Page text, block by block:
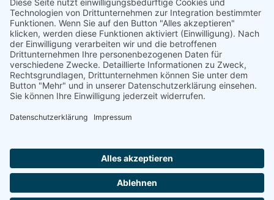
© 1987 – 2025
Storchenhof Loburg e.V.
Alle Rechte vorbehalten.
Cookie-Einstellungen
Navigation überspringen
Impressum
Haftungsausschluss
Facebook